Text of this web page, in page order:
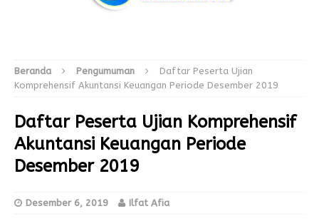
Beranda Pengumuman
Daftar Peserta Ujian
Komprehensif Akuntansi Keuangan Periode Desember 2019
Daftar Peserta Ujian Komprehensif
Akuntansi Keuangan Periode
Desember 2019
Desember 6, 2019 Ilfat Afia